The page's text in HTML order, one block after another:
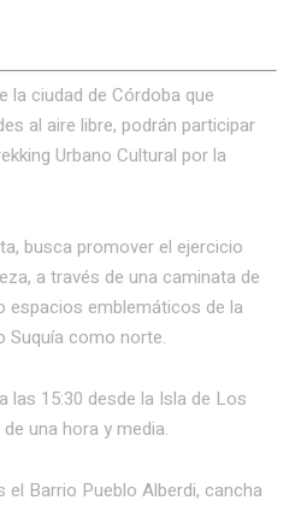
la ciudad de Córdoba que
al aire libre, podrán participar
Urbano Cultural por la
busca promover el ejercicio
a través de una caminata de
espacios emblemáticos de la
Suquía como norte.
las 15:30 desde la Isla de Los
una hora y media.
el Barrio Pueblo Alberdi, cancha